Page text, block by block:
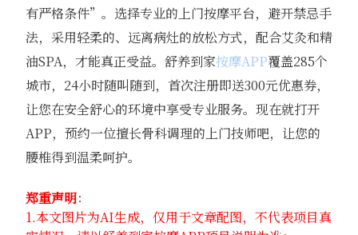
有严格条件”。选择专业的上门按摩平台，避开禁忌手
法，采用轻柔的、远离病灶的放松方式，配合艾灸和精
油SPA，才能真正受益。舒养到家按摩APP覆盖285个
城市，24小时随叫随到，首次注册即送300元优惠券，
让您在安全舒心的环境中享受专业服务。现在就打开
APP，预约一位擅长骨科调理的上门技师吧，让您的
腰椎得到温柔呵护。
郑重声明：
1.本文图片为AI生成，仅用于文章配图，不代表项目真